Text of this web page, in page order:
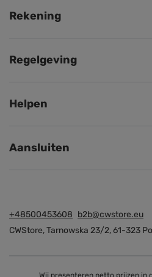
Rekening
Regelgeving
Helpen
Aansluiten
+48500453608 b2b@cwstore.eu
CWStore,Tarnowska 23/2,61-323
Wij presenteren netto prijzen in